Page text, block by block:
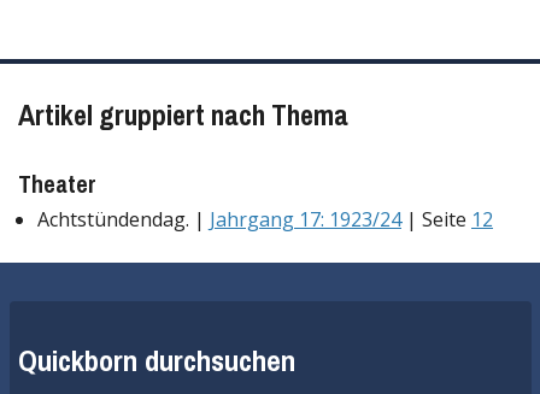
Artikel gruppiert nach Thema
Theater
Achtstündendag. | Jahrgang 17: 1923/24| Seite 12
Quickborn durchsuchen